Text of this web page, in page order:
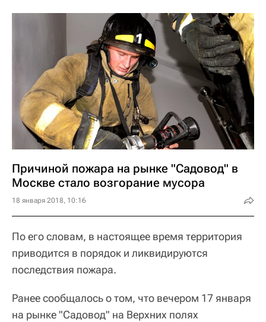
Причиной пожара на рынке "Садовод" в
Москве стало возгорание мусора
18 января 2018, 10:16
По его словам, в настоящее время территория
приводится в порядок и ликвидируются
последствия пожара.
Ранее сообщалось о том, что вечером 17 января
на рынке "Садовод" на Верхних полях